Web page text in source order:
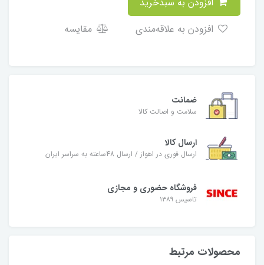
مقایسه
ضمانت
سلامت و اصالت کالا
ارسال کالا
ارسال فوری در اهواز / ارسال 48ساعته به سراسر ایران
فروشگاه حضوری و مجازی
تاسیس ۱۳۸۹
محصولات مرتبط